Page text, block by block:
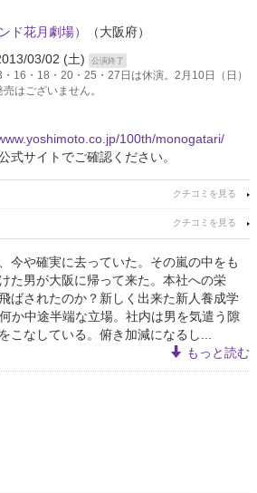
ド花月劇場）
（大阪府）
03/02 (土)
公演終了
16・18・20・25・27日は休演。2月10日（日）
はございません。
100th/monogatari/
式サイトでご確認ください。
今や確実に去っていた。その嵐の中をも
た男が大阪に帰って来た。本社への栄
ばされたのか？新しく出来た新人養成学
か中途半端な立場。社内は男を気遣う隙
こなしている。俯き加減になるし...
もっと読む